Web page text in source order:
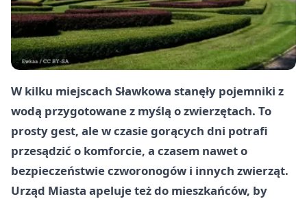
W kilku miejscach Sławkowa stanęły pojemniki z
wodą przygotowane z myślą o zwierzętach. To
prosty gest, ale w czasie gorących dni potrafi
przesądzić o komforcie, a czasem nawet o
bezpieczeństwie czworonogów i innych zwierząt.
Urząd Miasta apeluje też do mieszkańców, by